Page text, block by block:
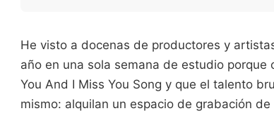
He visto a docenas de productores y
año en una sola semana de estudio
You And I Miss You Song y que el talento
mismo: alquilan un espacio de grabación